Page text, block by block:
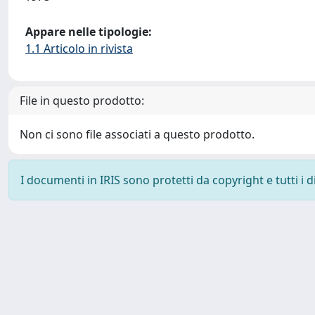
Appare nelle tipologie:
1.1 Articolo in rivista
File in questo prodotto:
Non ci sono file associati a questo prodotto.
I documenti in IRIS sono protetti da copyright e tutti i